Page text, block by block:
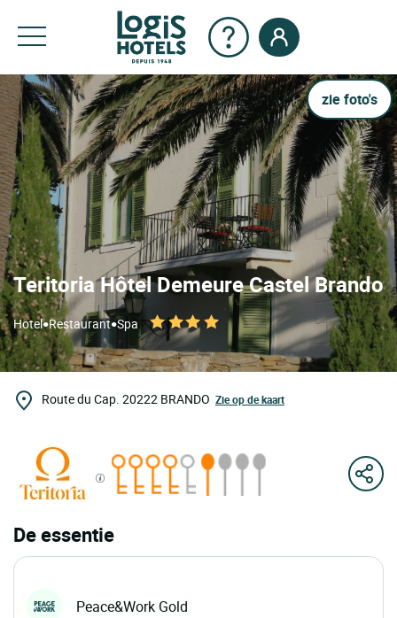
zie foto's
Teritoria Hôtel Demeure Castel Brando
Hotel•Restaurant•Spa
Route du Cap. 20222 BRANDO Zie op de kaart
De essentie
Peace&Work Gold